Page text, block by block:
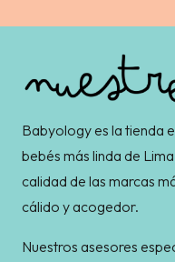
Babyology es la tienda
bebés más linda de
calidad de las marcas
cálido y acogedor.
Nuestros asesores